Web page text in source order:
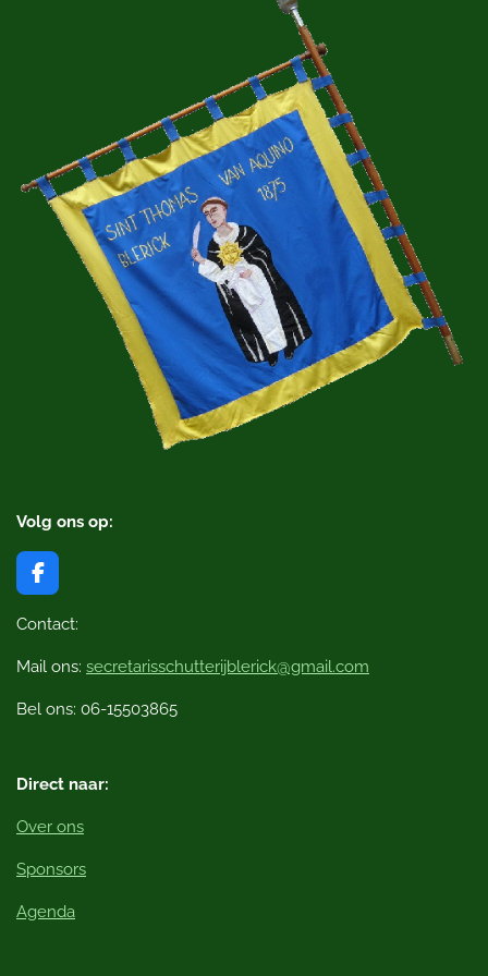
Volg ons op:
F
a
c
b
o
k
Contact:
Mail ons: secretarisschutterijblerick@gmail.com
Bel ons: 06-15503865
Direct naar:
Over ons
Sponsors
Agenda